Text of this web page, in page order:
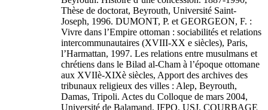
Thèse de doctorat, Beyrouth, Université Saint-
Joseph, 1996. DUMONT, P. et GEORGEON, F. :
Vivre dans l’Empire ottoman : sociabilités et relations
intercommunautaires (XVIII-XX e siècles), Paris,
l’Harmattan, 1997. Les relations entre musulmans et
chrétiens dans le Bilad al-Cham à l’époque ottomane
aux XVIIè-XIXè siècles, Apport des archives des
tribunaux religieux des villes : Alep, Beyrouth,
Damas, Tripoli. Actes du Colloque de mars 2004,
Université de Balamand, IFPO, USJ. COURBAGE